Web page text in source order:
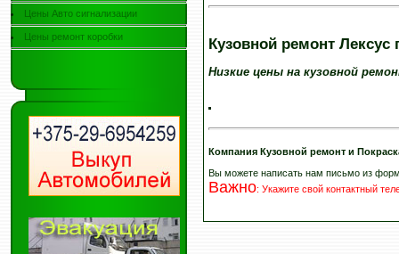
Цены Авто сигнализации
Цены ремонт коробки Кузовной ремонт Лексус
Низкие цены на кузовной
Компания Кузовной ремонт и
Вы можете написать нам письмо из
Важно: Укажите свой контактный